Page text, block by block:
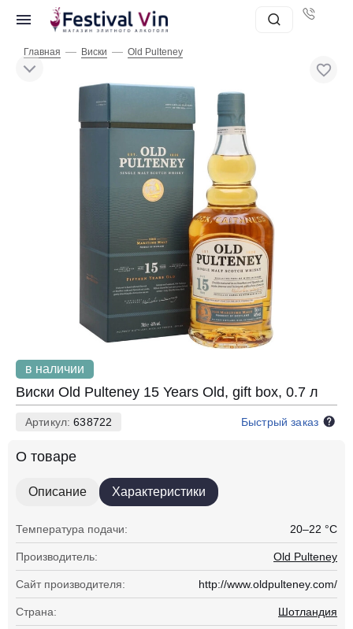
Главная — Виски — Old Pulteney
в наличии
Виски Old Pulteney 15 Years Old, gift box, 0.7 л
Артикул:638722 Быстрый заказ
О товаре
Описание Характеристики
Температура подачи: 20–22 °С
Производитель: Old Pulteney
Сайт производителя: http://www.oldpulteney.com/
Страна: Шотландия